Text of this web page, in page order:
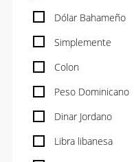
Dólar Bahameño
Simplemente
Colon
Peso Dominicano
Dinar Jordano
Libra libanesa